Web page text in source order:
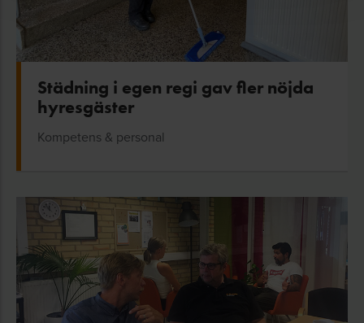
Städning i egen regi gav fler nöjda
hyresgäster
Kompetens & personal